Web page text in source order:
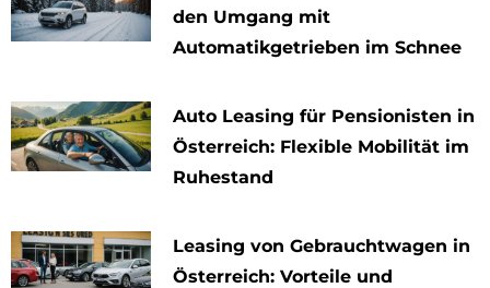
den Umgang mit
Automatikgetrieben im Schnee
Auto Leasing für Pensionisten in
Österreich: Flexible Mobilität im
Ruhestand
Leasing von Gebrauchtwagen in
Österreich: Vorteile und